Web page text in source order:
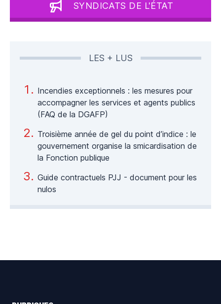
SYNDICATS DE L'ÉTAT
LES + LUS
Incendies exceptionnels : les mesures pour
accompagner les services et agents publics
(FAQ de la DGAFP)
Troisième année de gel du point d’indice : le
gouvernement organise la smicardisation de
la Fonction publique
Guide contractuels PJJ - document pour les
nulos